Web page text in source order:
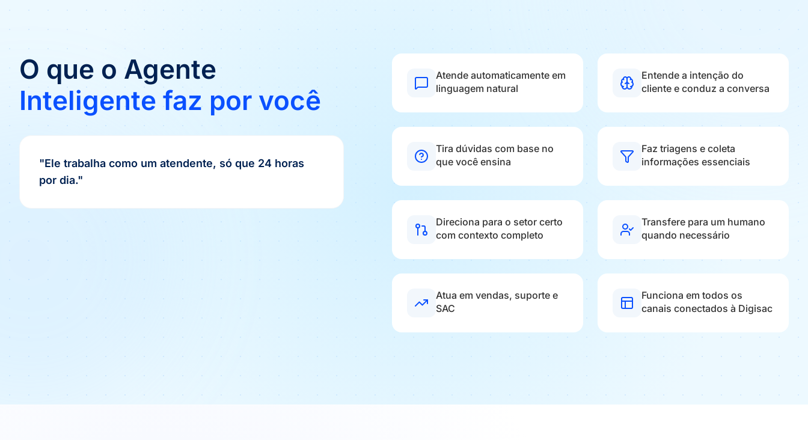
O que o Agente
Inteligente faz por você
"Ele trabalha como um atendente, só que 24 horas
por dia."
Atende automaticamente em
linguagem natural
Entende a intenção do
cliente e conduz a conversa
Tira dúvidas com base no
que você ensina
Faz triagens e coleta
informações essenciais
Direciona para o setor certo
com contexto completo
Transfere para um humano
quando necessário
Atua em vendas, suporte e
SAC
Funciona em todos os
canais conectados à Digisac